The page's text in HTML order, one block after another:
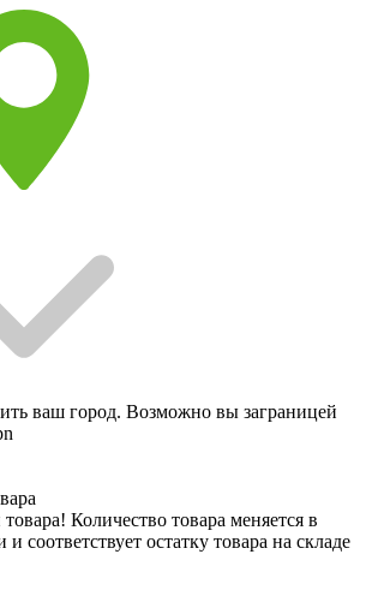
ваш город. Возможно вы заграницей
Количество товара меняется в
соответствует остатку товара на складе